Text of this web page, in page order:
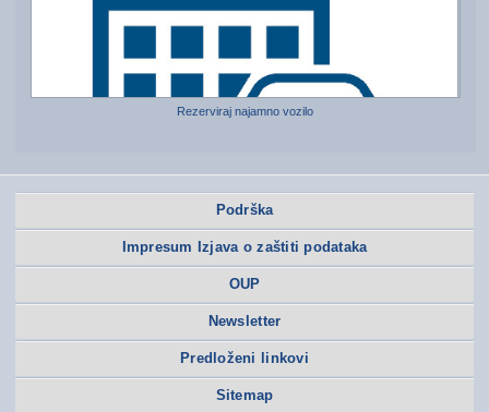
Rezerviraj najamno vozilo
Podrška
Impresum Izjava o zaštiti podataka
OUP
Newsletter
Predloženi linkovi
Sitemap